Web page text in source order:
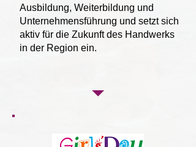
Ausbildung, Weiterbildung und
Unternehmensführung und setzt sich
aktiv für die Zukunft des Handwerks
in der Region ein.